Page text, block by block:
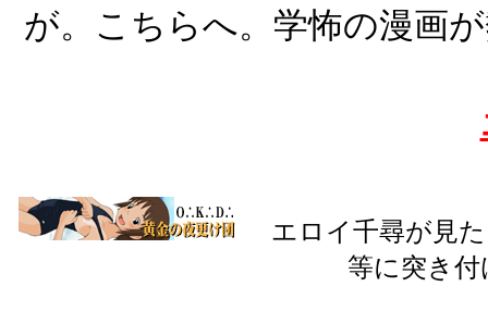
が。こちらへ。学怖の漫画
エロイ千尋が見
等に突き